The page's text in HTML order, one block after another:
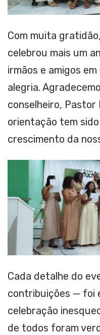
Com muita
celebrou mais um
irmãos e amigos
alegria.
conselheiro, Pastor
orientação tem
crescimento da
Cada detalhe do
contribuições — foi
celebração
de todos foram